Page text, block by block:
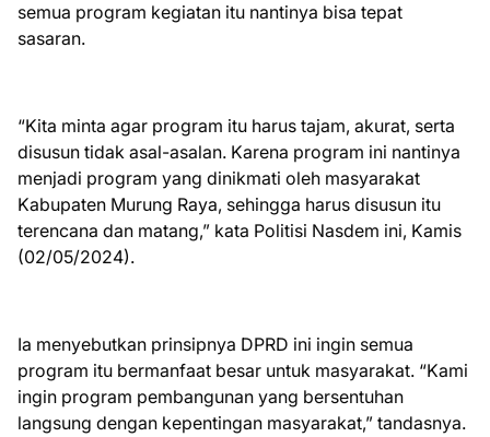
semua program kegiatan itu nantinya bisa tepat
sasaran.
“Kita minta agar program itu harus tajam, akurat, serta
disusun tidak asal-asalan. Karena program ini nantinya
menjadi program yang dinikmati oleh masyarakat
Kabupaten Murung Raya, sehingga harus disusun itu
terencana dan matang,” kata Politisi Nasdem ini, Kamis
(02/05/2024).
Ia menyebutkan prinsipnya DPRD ini ingin semua
program itu bermanfaat besar untuk masyarakat. “Kami
ingin program pembangunan yang bersentuhan
langsung dengan kepentingan masyarakat,” tandasnya.